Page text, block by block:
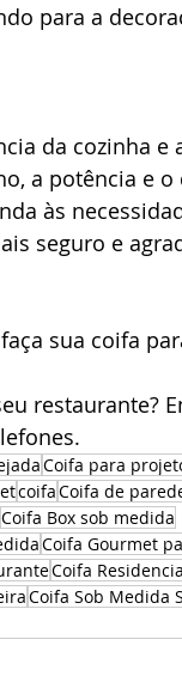
para a
da cozinha e
a potência e o
às
seguro e
sua coifa
restaurante?
Coifa para
coifaCoifa de
Coifa Box sob medida
Coifa Gourmet
Coifa
Coifa Sob Medida